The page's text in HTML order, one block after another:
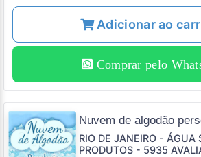
Adicionar ao
Comprar pelo
Nuvem de algodão
RIO DE JANEIRO -
PRODUTOS - 5935